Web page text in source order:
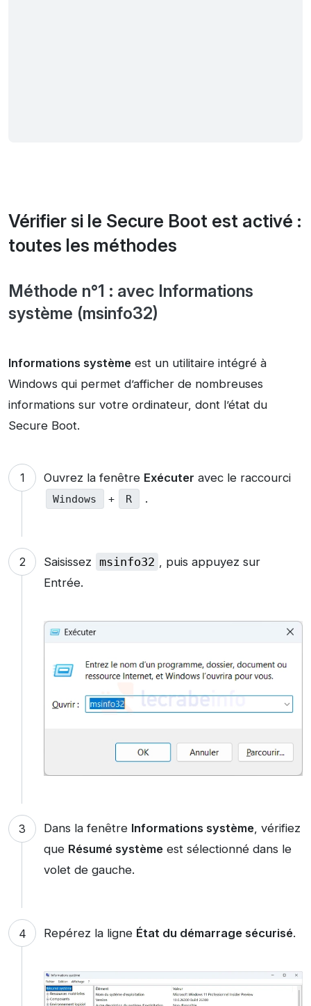
Vérifier si le Secure Boot est activé :
toutes les méthodes
Méthode n°1 : avec Informations
système (msinfo32)
Informations système est un utilitaire intégré à
Windows qui permet d’afficher de nombreuses
informations sur votre ordinateur, dont l’état du
Secure Boot.
Ouvrez la fenêtre Exécuter avec le raccourci
Windows + R .
Saisissez msinfo32
, puis appuyez sur
Entrée.
Dans la fenêtre Informations système, vérifiez
que Résumé systèmeest sélectionné dans le
volet de gauche.
Repérez la ligne État du démarrage sécurisé.